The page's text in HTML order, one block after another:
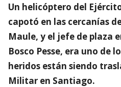
Un helicóptero del
capotó en las cercanías
Maule, y el jefe de plaza
Bosco Pesse, era uno de
heridos están siendo
Militar en Santiago.